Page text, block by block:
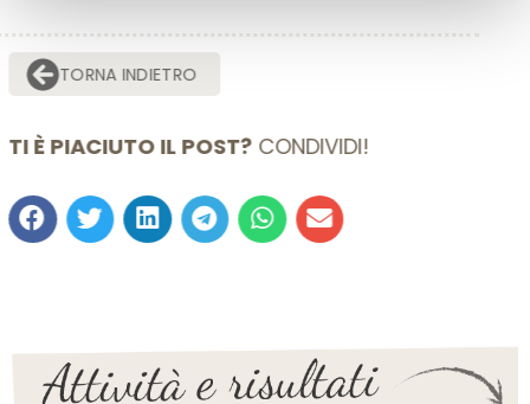
TORNA INDIETRO
TI È PIACIUTO IL POST?CONDIVIDI!